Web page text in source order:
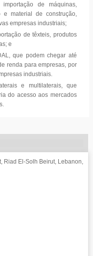
de máquinas,
e material de construção,
empresas industriais;
de têxteis, produtos
e
que podem chegar até
renda para empresas, por
industriais.
e multilaterais, que
do acesso aos mercados
Riad El-Solh Beirut, Lebanon,